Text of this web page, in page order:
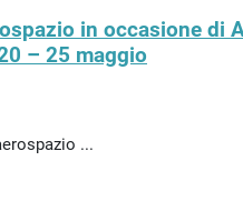
in occasione di
– 25 maggio
...